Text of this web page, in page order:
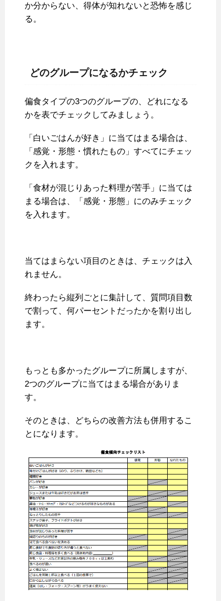
か分からない、得体が知れないと恐怖を感じ
る。
どのグループになるかチェック
偏食タイプの3つのグループの、どれになる
かを表でチェックしてみましょう。
「白いごはんが好き」に当てはまる場合は、
「感覚・形態・慣れたもの」すべてにチェッ
クを入れます。
「食材が混じりあった料理が苦手」に当ては
まる場合は、「感覚・形態」にのみチェック
を入れます。
当てはまらない項目のときは、チェックは入
れません。
終わったら縦列ごとに集計して、質問項目数
で割って、何パーセントだったかを割り出し
ます。
もっとも多かったグループに所属しますが、
2つのグループに当てはまる場合がありま
す。
そのときは、どちらの改善方法も併用するこ
とになります。